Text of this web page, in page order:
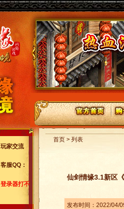
玩家交流
客服QQ：
登录器打不
首页 > 列表
仙剑情缘3.1新区
发布时间：2022/04/